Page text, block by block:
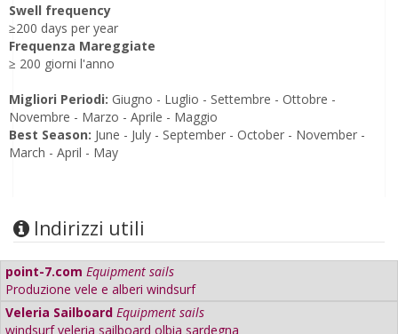
Swell frequency
≥200 days per year
Frequenza Mareggiate
≥ 200 giorni l'anno
Migliori Periodi: Giugno - Luglio - Settembre - Ottobre -
Novembre - Marzo - Aprile - Maggio
Best Season: June - July - September - October - November -
March - April - May
Indirizzi utili
point-7.com Equipment sails
Produzione vele e alberi windsurf
Veleria Sailboard Equipment sails
windsurf veleria sailboard olbia sardegna